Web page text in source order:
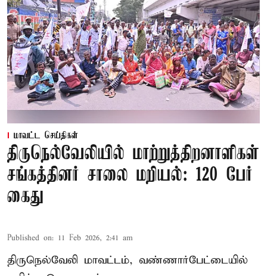
மாவட்ட செய்திகள்
திருநெல்வேலியில் மாற்றுத்திறனாளிகள்
சங்கத்தினர் சாலை மறியல்: 120 பேர்
கைது
Published on: 11 Feb 2026, 2:41 am
திருநெல்வேலி மாவட்டம், வண்ணார்பேட்டையில்